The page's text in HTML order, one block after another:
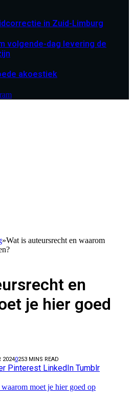
in Zuid-Limburg
volgende-dag levering de
akoestiek
»Wat is auteursrecht en waarom
en
je hier goed
20240253 MINS READ
Pinterest LinkedIn Tumblr